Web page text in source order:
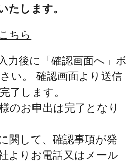
たします。
ちら
力後に「確認画面へ」ボ
い。 確認画面より送信
了します。
のお申出は完了となり
関して、確認事項が発
よりお電話又はメール